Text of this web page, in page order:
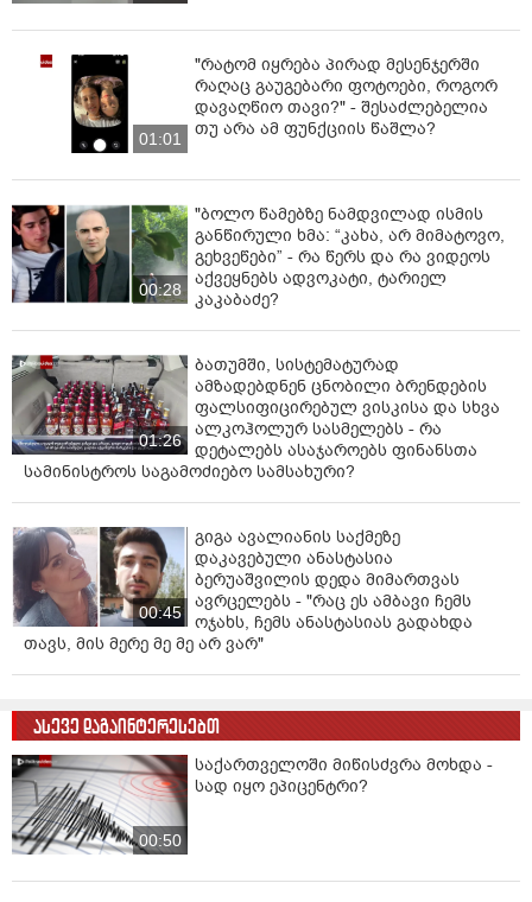
01:01
"რატომ იყრება პირად მესენჯერში
რაღაც გაუგებარი ფოტოები, როგორ
დავაღწიო თავი?" - შესაძლებელია
თუ არა ამ ფუნქციის წაშლა?
00:28
"ბოლო წამებზე ნამდვილად ისმის
განწირული ხმა: “კახა, არ მიმატოვო,
გეხვეწები” - რა წერს და რა ვიდეოს
აქვეყნებს ადვოკატი, ტარიელ
კაკაბაძე?
01:26
ბათუმში, სისტემატურად
ამზადებდნენ ცნობილი ბრენდების
ფალსიფიცირებულ ვისკისა და სხვა
ალკოჰოლურ სასმელებს - რა
დეტალებს ასაჯაროებს ფინანსთა
სამინისტროს საგამოძიებო სამსახური?
00:45
გიგა ავალიანის საქმეზე
დაკავებული ანასტასია
ბერუაშვილის დედა მიმართვას
ავრცელებს - "რაც ეს ამბავი ჩემს
ოჯახს, ჩემს ანასტასიას გადახდა
თავს, მის მერე მე მე არ ვარ"
ასევე დაგაინტერესებთ
00:50
საქართველოში მიწისძვრა მოხდა -
სად იყო ეპიცენტრი?